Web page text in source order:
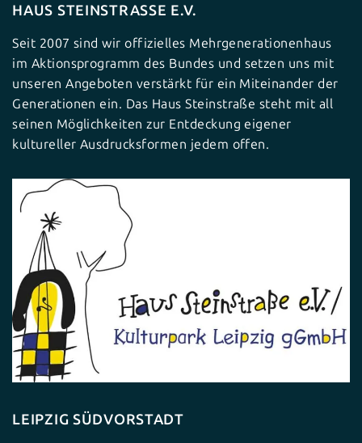
HAUS STEINSTRASSE E.V.
Seit 2007 sind wir offizielles Mehrgenerationenhaus
im Aktionsprogramm des Bundes und setzen uns mit
unseren Angeboten verstärkt für ein Miteinander der
Generationen ein. Das Haus Steinstraße steht mit all
seinen Möglichkeiten zur Entdeckung eigener
kultureller Ausdrucksformen jedem offen.
LEIPZIG SÜDVORSTADT